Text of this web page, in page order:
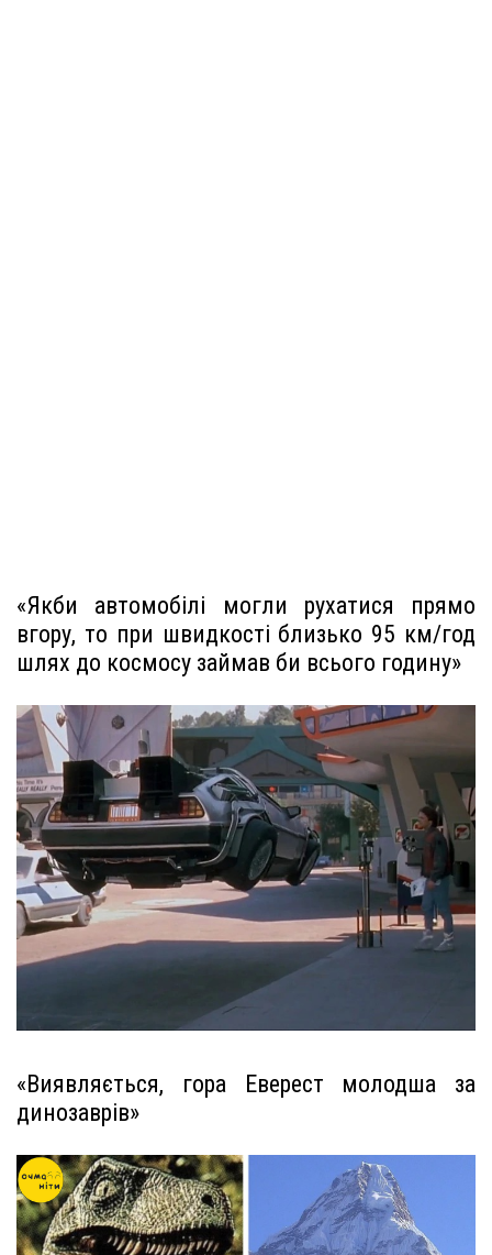
«Якби автомобілі могли рухатися прямо
вгору, то при швидкості близько 95 км/год
шлях до космосу займав би всього годину»
«Виявляється, гора Еверест молодша за
динозаврів»